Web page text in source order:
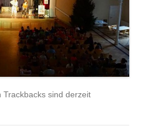
Trackbacks sind derzeit